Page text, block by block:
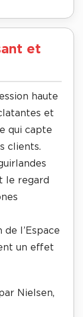
et
haute
et
qui capte
clients.
le regard
l’Espace
un effet
Nielsen,